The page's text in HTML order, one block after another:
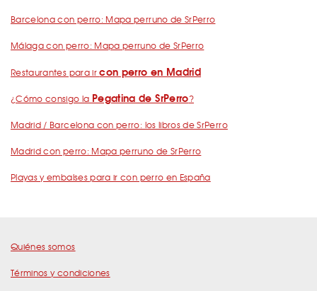
Barcelona con perro: Mapa perruno de SrPerro
Málaga con perro: Mapa perruno de SrPerro
Restaurantes para ircon perro en Madrid
¿Cómo consigo la Pegatina de SrPerro?
Madrid / Barcelona con perro: los libros de SrPerro
Madrid con perro: Mapa perruno de SrPerro
Playas y embalses para ir con perro en España
Quiénes somos
Términos y condiciones